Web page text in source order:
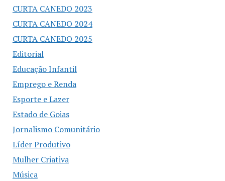
CURTA CANEDO 2023
CURTA CANEDO 2024
CURTA CANEDO 2025
Editorial
Educação Infantil
Emprego e Renda
Esporte e Lazer
Estado de Goias
Jornalismo Comunitário
Líder Produtivo
Mulher Criativa
Música